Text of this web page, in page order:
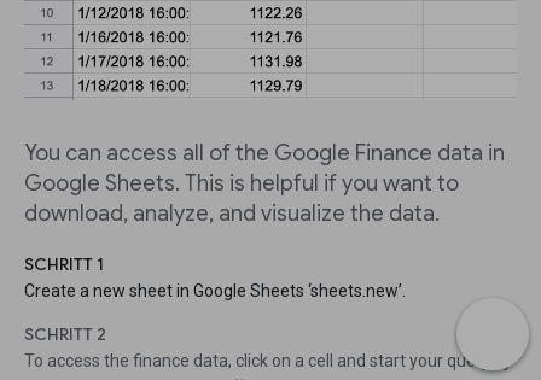
You can access all of the Google Finance data in
Google Sheets. This is helpful if you want to
download, analyze, and visualize the data.
SCHRITT 1
Create a new sheet in Google Sheets ‘sheets.new’.
SCHRITT 2
To access the finance data, click on a cell and start your query by